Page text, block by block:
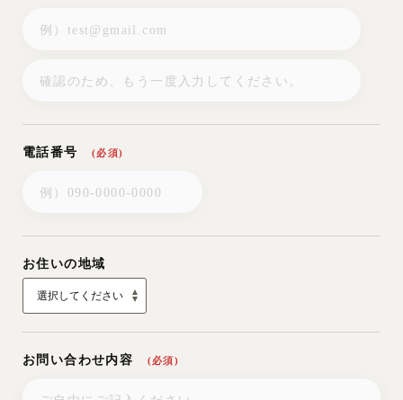
電話番号 (必須)
お住いの地域
お問い合わせ内容 (必須)